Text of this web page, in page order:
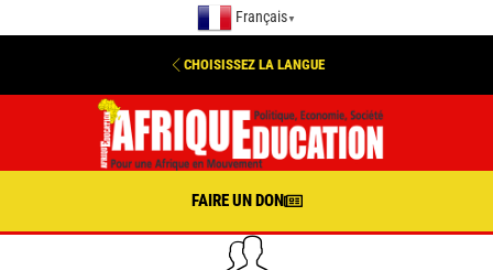
Français ▼
CHOISISSEZ LA LANGUE
FAIRE UN DON